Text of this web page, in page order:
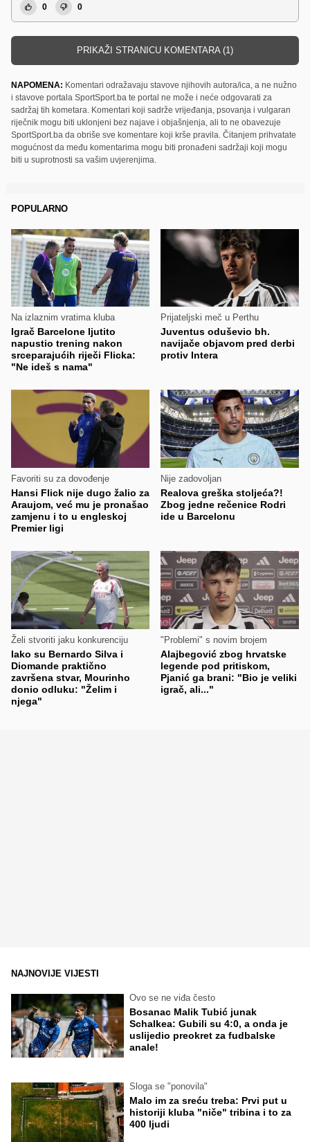
0 0
PRIKAŽI STRANICU KOMENTARA (1)
NAPOMENA: Komentari odražavaju stavove njihovih autora/ica, a ne nužno
i stavove portala SportSport.ba te portal ne može i neće odgovarati za
sadržaj tih kometara. Komentari koji sadrže vrijeđanja, psovanja i vulgaran
riječnik mogu biti uklonjeni bez najave i objašnjenja, ali to ne obavezuje
SportSport.ba da obriše sve komentare koji krše pravila. Čitanjem prihvatate
mogućnost da među komentarima mogu biti pronađeni sadržaji koji mogu
biti u suprotnosti sa vašim uvjerenjima.
POPULARNO
Na izlaznim vratima kluba
Igrač Barcelone ljutito
napustio trening nakon
srceparajućih riječi Flicka:
"Ne ideš s nama"
Prijateljski meč u Perthu
Juventus oduševio bh.
navijače objavom pred derbi
protiv Intera
Favoriti su za dovođenje
Hansi Flick nije dugo žalio za
Araujom, već mu je pronašao
zamjenu i to u engleskoj
Premier ligi
Nije zadovoljan
Realova greška stoljeća?!
Zbog jedne rečenice Rodri
ide u Barcelonu
Želi stvoriti jaku konkurenciju
Iako su Bernardo Silva i
Diomande praktično
završena stvar, Mourinho
donio odluku: "Želim i
njega"
"Problemi" s novim brojem
Alajbegović zbog hrvatske
legende pod pritiskom,
Pjanić ga brani: "Bio je veliki
igrač, ali..."
NAJNOVIJE VIJESTI
Ovo se ne viđa često
Bosanac Malik Tubić junak
Schalkea: Gubili su 4:0, a onda je
uslijedio preokret za fudbalske
anale!
Sloga se "ponovila"
Malo im za sreću treba: Prvi put u
historiji kluba "niče" tribina i to za
400 ljudi